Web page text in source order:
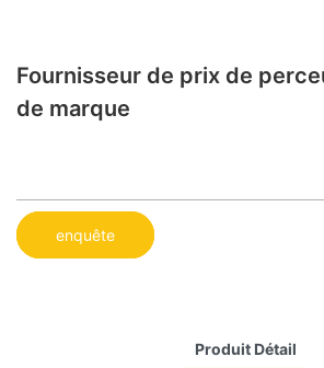
Fournisseur de prix de
de marque
enquête
Produit Détail